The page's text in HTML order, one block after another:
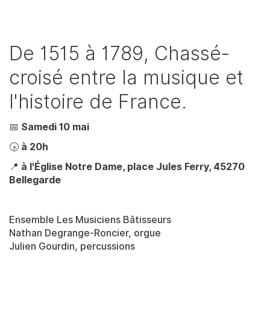
De 1515 à 1789, Chassé-
croisé entre la musique et
l'histoire de France.
📅 Samedi 10 mai
🕟 à 20h
📍 à l'Église Notre Dame, place Jules Ferry, 45270
Bellegarde
Ensemble Les Musiciens Bâtisseurs
Nathan Degrange-Roncier, orgue
Julien Gourdin, percussions